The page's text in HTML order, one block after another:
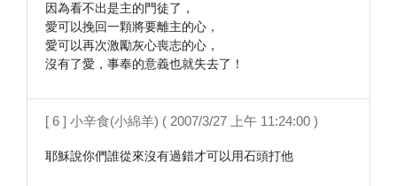
因為看不出是主的門徒了，
愛可以挽回一顆將要離主的心，
愛可以再次激勵灰心喪志的心，
[ 6 ] 小辛食(小綿羊) ( 2007/3/27 上午 11:24:00 )
耶穌說你們誰從來沒有過錯才可以用石頭打他